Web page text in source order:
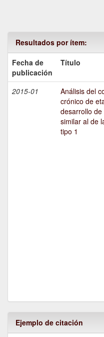
Resultados por ítem:
Fecha de
publicación
Título
2015-01
Análisis del
crónico de
desarrollo
similar al de
tipo 1
Ejemplo de citación